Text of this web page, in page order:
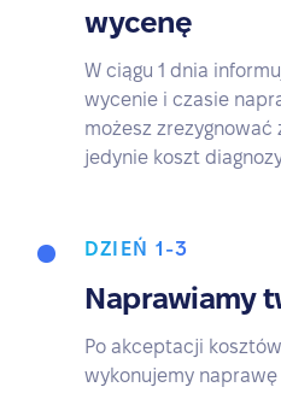
wycenę
W ciągu 1 dnia
wycenie i czasie
możesz
jedynie koszt
DZIEŃ 1-3
Naprawiamy
Po akceptacji
wykonujemy